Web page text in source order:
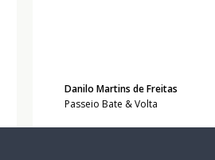
Danilo Martins de Freitas
Passeio Bate & Volta